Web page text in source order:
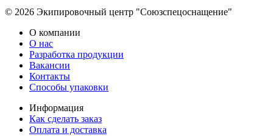
© 2026 Экипировочный центр "Союзспецоснащение"
О компании
О нас
Разработка продукции
Вакансии
Контакты
Способы упаковки
Информация
Как сделать заказ
Оплата и доставка